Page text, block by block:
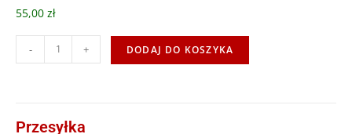
55,00 zł
- + DODAJ DO KOSZYKA
Przesyłka